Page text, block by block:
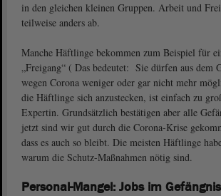
in den gleichen kleinen Gruppen. Arbeit und
teilweise anders ab.
Manche Häftlinge bekommen zum Beispiel für
„Freigang“ ( Das bedeutet: Sie dürfen aus dem
wegen Corona weniger oder gar nicht mehr
die Häftlinge sich anzustecken, ist einfach zu
Expertin. Grundsätzlich bestätigen aber alle
jetzt sind wir gut durch die Corona-Krise
dass es auch so bleibt. Die meisten Häftlinge
warum die Schutz-Maßnahmen nötig sind.
Personal-Mangel: Jobs im